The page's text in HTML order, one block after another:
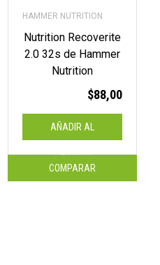
HAMMER NUTRITION
Nutrition Recoverite
2.0 32s de Hammer
Nutrition
$88,00
AÑADIR AL
CARRITO
COMPARAR